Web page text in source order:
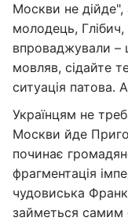
Москви не
молодець,
впроваджували –
мовляв, сідайте
ситуація патова.
Українцям не
Москви йде
починає
фрагментація
чудовиська
займеться самим